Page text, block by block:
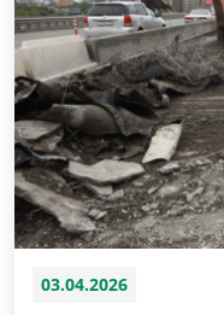
03.04.2026